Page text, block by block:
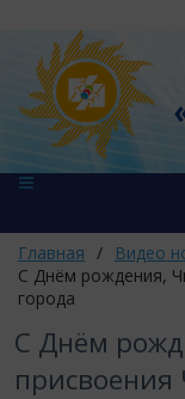
Главная / Видео
С Днём рождения,
города
С Днём
присвоения